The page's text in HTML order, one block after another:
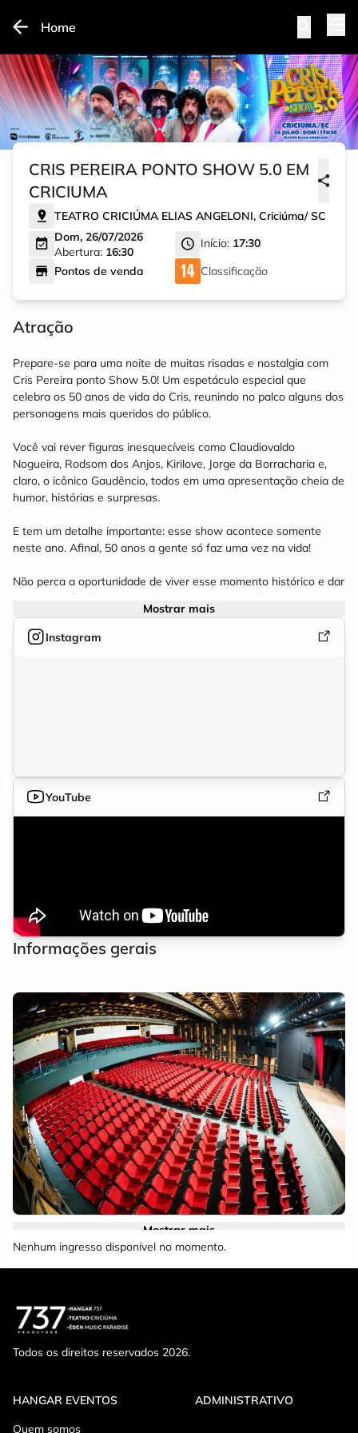
Home
CRIS PEREIRA PONTO SHOW 5.0 EM
CRICIUMA
TEATRO CRICIÚMA ELIAS ANGELONI, Criciúma/SC
Dom, 26/07/2026
Abertura: 16:30
Início: 17:30
Pontos de venda
Classificação
Atração
Prepare-se para uma noite de muitas risadas e nostalgia com
Cris Pereira ponto Show 5.0! Um espetáculo especial que
celebra os 50 anos de vida do Cris, reunindo no palco alguns dos
personagens mais queridos do público.
Você vai rever figuras inesquecíveis como Claudiovaldo
Nogueira, Rodsom dos Anjos, Kirilove, Jorge da Borracharia e,
claro, o icônico Gaudêncio, todos em uma apresentação cheia de
humor, histórias e surpresas.
E tem um detalhe importante: esse show acontece somente
neste ano. Afinal, 50 anos a gente só faz uma vez na vida!
Não perca a oportunidade de viver esse momento histórico e dar
boas gargalhadas com um dos maiores nomes do humor.
Mostrar mais
Instagram
YouTube
Informações gerais
e obrigatória a apresentação da Carteira Nacional de Estudante
UNE ABES e ANPG Pessoas com deficiência e Idosos acima de
Mostrar mais
Nenhum ingresso disponível no momento.
Todos os direitos reservados 2026.
HANGAR EVENTOS
Quem somos
ADMINISTRATIVO